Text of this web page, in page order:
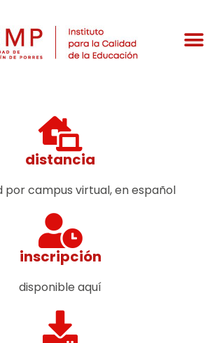
distancia
por campus virtual, en español
inscripción
disponible aquí